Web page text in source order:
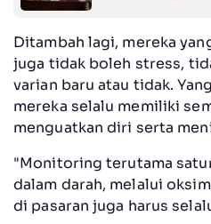
Ditambah lagi, mereka
juga tidak boleh stress,
varian baru atau tidak.
mereka selalu memiliki
menguatkan diri serta
"Monitoring terutama
dalam darah, melalui
di pasaran juga harus